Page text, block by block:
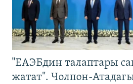
"ЕАЭБдин талаптары
жатат". Чолпон-